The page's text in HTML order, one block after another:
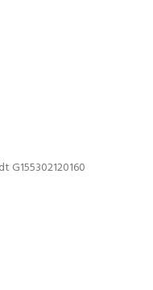
G155302120160